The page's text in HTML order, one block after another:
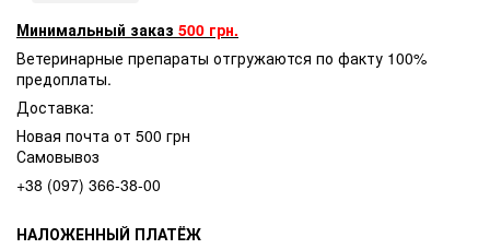
Минимальный заказ 500 грн.
Ветеринарные препараты отгружаются по факту 100%
предоплаты.
Доставка:
Новая почта от 500 грн
Самовывоз
+38 (097) 366-38-00
НАЛОЖЕННЫЙ ПЛАТЁЖ